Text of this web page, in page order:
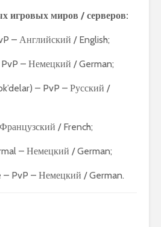
игровых миров / серверов:
– Английский / English;
PvP – Немецкий / German;
– PvP – Русский /
/ French;
– Немецкий / German;
– PvP – Немецкий / German.